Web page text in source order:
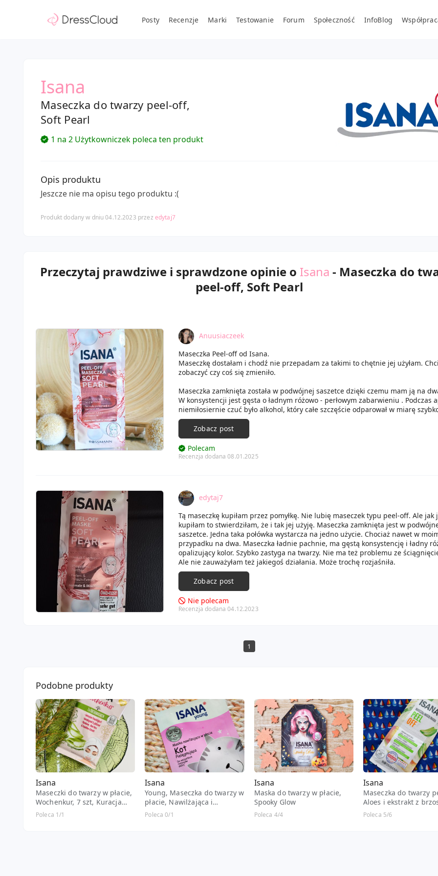
Posty Recenzje Marki Testowanie Forum Społeczność InfoBlog
Isana
Maseczka do twarzy peel-off,
Soft Pearl
1 na 2 Użytkowniczek poleca ten produkt
Opis produktu
Jeszcze nie ma opisu tego produktu :(
Produkt dodany w dniu 04.12.2023 przez edytaj7
Przeczytaj prawdziwe i sprawdzone opinie o Isana - Maseczka do
peel-off, Soft Pearl
Anuusiaczeek
Maseczka Peel-off od Isana.
Maseczkę dostałam i chodź nie przepadam za takimi to chętnie jej użyłam.
zobaczyć czy coś się zmieniło.
Maseczka zamknięta została w podwójnej saszetce dzięki czemu mam ją na
W konsystencji jest gęsta o ładnym różowo - perłowym zabarwieniu . Podczas
niemiłosiernie czuć było alkohol, który całe szczęście odparował w miarę
Maseczkę trzymałam około 25 minut na twarzy po czym spokojnie zdjęłam.
bez gratisowej depilacji cery.
Alkohol całe szczęście źle nie wpłynął na kondycję cery. A ku mojemu
twarzy została gładka i wręcz aksamitna po jej użyciu. Krem bardzo fajnie się
wchłonął, a na następny dzień nie zauważyłam nadmiernie wydobywającego się
Zobacz post
Polecam
Recenzja dodana 08.01.2025
edytaj7
Tą maseczkę kupiłam przez pomyłkę. Nie lubię maseczek typu peel-off. Ale jak
kupiłam to stwierdziłam, że i tak jej użyję. Maseczka zamknięta jest w
saszetce. Jedna taka połówka wystarcza na jedno użycie. Chociaż nawet w
przypadku na dwa. Maseczka ładnie pachnie, ma gęstą konsystencję i ładny
opalizujący kolor. Szybko zastyga na twarzy. Nie ma też problemu ze
Ale nie zauważyłam też jakiegoś działania. Może trochę rozjaśniła.
Zobacz post
Nie polecam
Recenzja dodana 04.12.2023
1
Podobne produkty
Isana
Maseczki do twarzy w płacie,
Wochenkur, 7 szt, Kuracja
tygodniowa
Poleca 1/1
Isana
Young, Maseczka do twarzy w
płacie, Nawilżająca i
pielęgnująca, Kot
Poleca 0/1
Isana
Maska do twarzy w płacie,
Spooky Glow
Poleca 4/4
Isana
Maseczka do twarzy
Aloes i ekstrakt z
Poprawia wygląd
Poleca 5/6